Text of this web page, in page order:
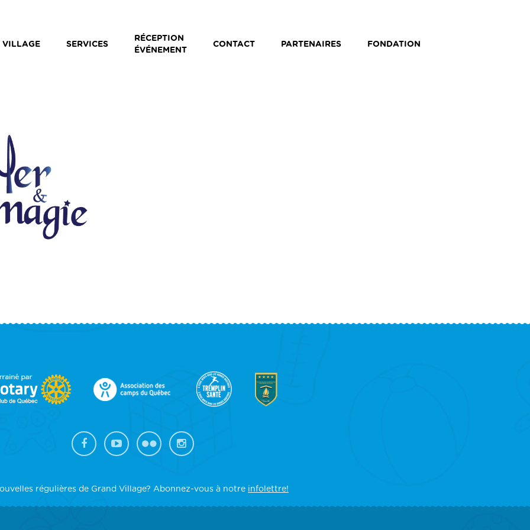
VILLAGE
SERVICES
RÉCEPTION
ÉVÉNEMENT
CONTACT PARTENAIRES FONDATION
régulières de Grand Village? Abonnez-vous à notre infolettre!